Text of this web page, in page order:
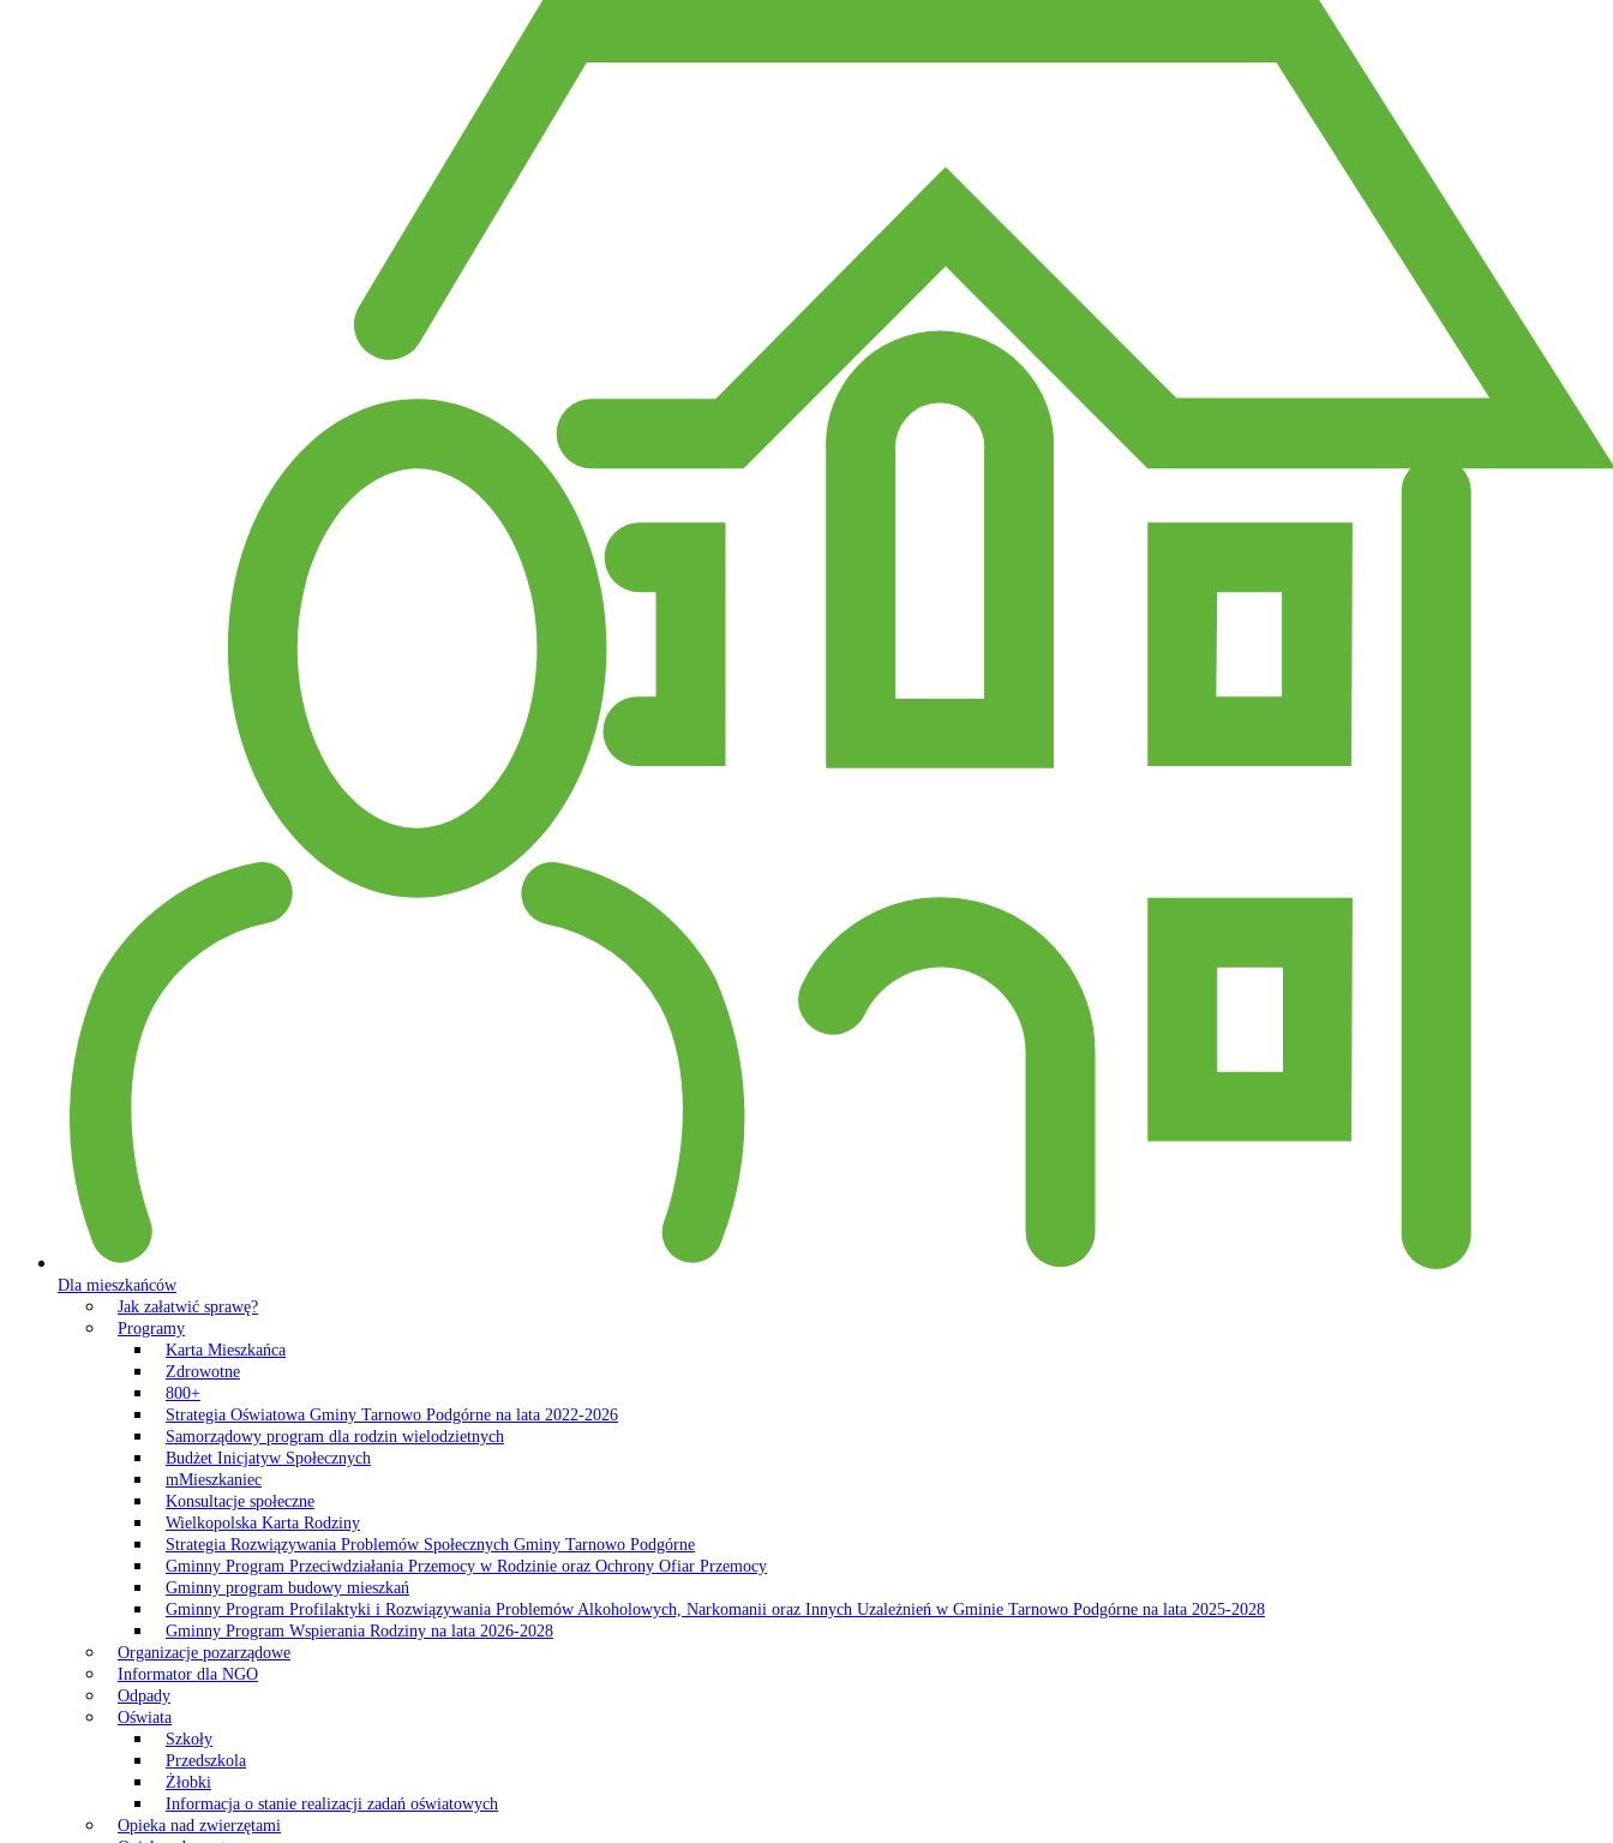
Dla mieszkańców
Jak załatwić sprawę?
Programy
Karta Mieszkańca
Zdrowotne
800+
Strategia Oświatowa Gminy Tarnowo Podgórne na lata 2022-2026
Samorządowy program dla rodzin wielodzietnych
Budżet Inicjatyw Społecznych
mMieszkaniec
Konsultacje społeczne
Wielkopolska Karta Rodziny
Strategia Rozwiązywania Problemów Społecznych Gminy Tarnowo Podgórne
Gminny Program Przeciwdziałania Przemocy w Rodzinie oraz Ochrony Ofiar Przemocy
Gminny program budowy mieszkań
Gminny Program Profilaktyki i Rozwiązywania Problemów Alkoholowych, Narkomanii oraz Innych Uzależnień w Gminie Tarnowo Podgórne na lata 2025-2028
Gminny Program Wspierania Rodziny na lata 2026-2028
Organizacje pozarządowe
Informator dla NGO
Odpady
Oświata
Szkoły
Przedszkola
Żłobki
Informacja o stanie realizacji zadań oświatowych
Opieka nad zwierzętami